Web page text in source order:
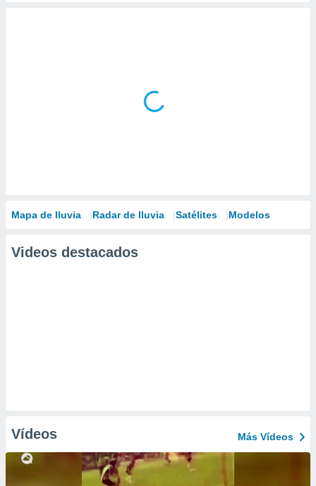
Mapa de lluvia Radar de lluvia Satélites Modelos
Videos destacados
Vídeos Más Vídeos